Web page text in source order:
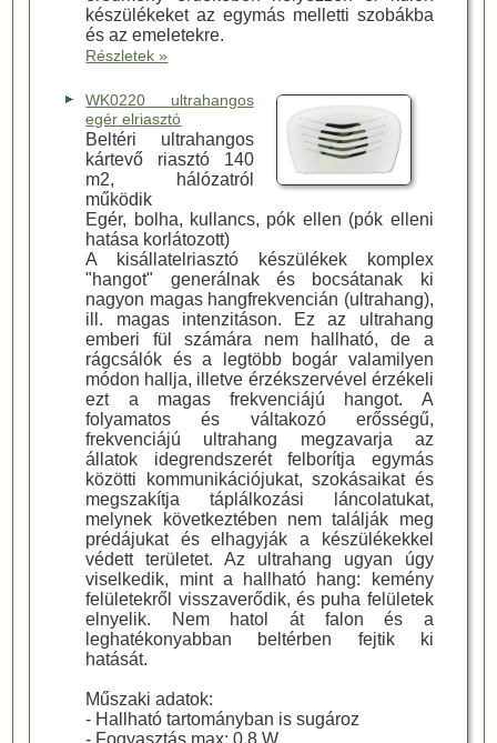
készülékeket az egymás melletti szobákba
és az emeletekre.
Részletek »
WK0220 ultrahangos
egér elriasztó
Beltéri ultrahangos
kártevő riasztó 140
m2, hálózatról
működik
Egér, bolha, kullancs, pók ellen (pók elleni
hatása korlátozott)
A kisállatelriasztó készülékek komplex
"hangot" generálnak és bocsátanak ki
nagyon magas hangfrekvencián (ultrahang),
ill. magas intenzitáson. Ez az ultrahang
emberi fül számára nem hallható, de a
rágcsálók és a legtöbb bogár valamilyen
módon hallja, illetve érzékszervével érzékeli
ezt a magas frekvenciájú hangot. A
folyamatos és váltakozó erősségű,
frekvenciájú ultrahang megzavarja az
állatok idegrendszerét felborítja egymás
közötti kommunikációjukat, szokásaikat és
megszakítja táplálkozási láncolatukat,
melynek következtében nem találják meg
prédájukat és elhagyják a készülékekkel
védett területet. Az ultrahang ugyan úgy
viselkedik, mint a hallható hang: kemény
felületekről visszaverődik, és puha felületek
elnyelik. Nem hatol át falon és a
leghatékonyabban beltérben fejtik ki
hatását.
Műszaki adatok:
- Hallható tartományban is sugároz